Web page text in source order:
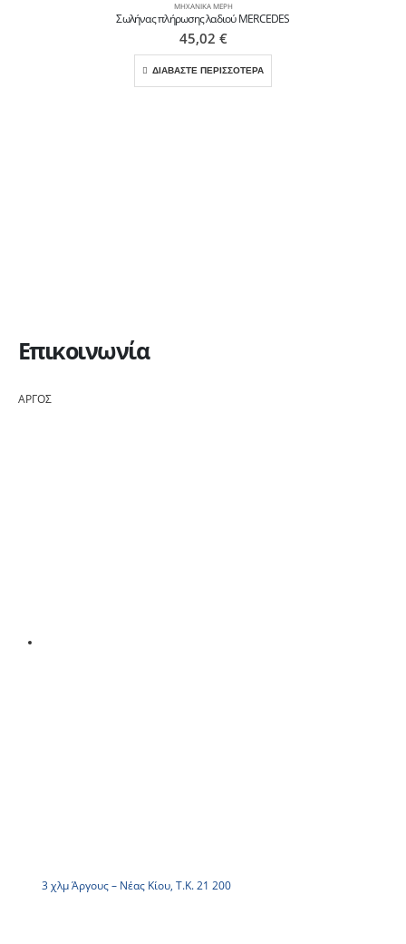
ΜΗΧΑΝΙΚΆ ΜΈΡΗ
Σωλήνας πλήρωσης λαδιού MERCEDES
45,02 €
ΔΙΑΒΑΣΤΕ ΠΕΡΙΣΣΟΤΕΡΑ
Επικοινωνία
ΑΡΓΟΣ
3 χλμ Άργους – Νέας Κίου, Τ.Κ. 21 200